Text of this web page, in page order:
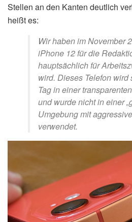
Stellen an den Kanten deutlich
heißt es:
Wir haben im November
iPhone 12 für die
hauptsächlich für
wird. Dieses Telefon wird
Tag in einer
und wurde nicht in einer
Umgebung mit
verwendet.